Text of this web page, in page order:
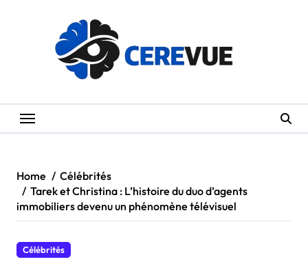
Home
Célébrités
Tarek et Christina : L’histoire du duo d’agents
immobiliers devenu un phénomène télévisuel
Célébrités